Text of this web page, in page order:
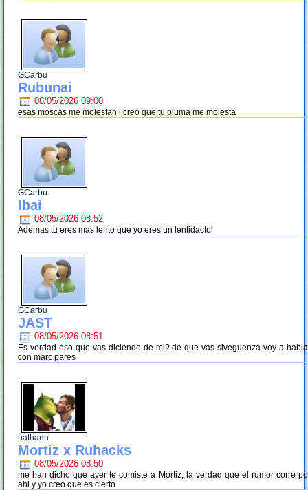
GCarbu
Rubunai
08/05/2026 09:00
esas moscas me molestan i creo que tu pluma me molesta
GCarbu
Ibai
08/05/2026 08:52
Ademas tu eres mas lento que yo eres un lentidactol
GCarbu
JAST
08/05/2026 08:51
Es verdad eso que vas diciendo de mi? de que vas siveguenza voy a
con marc pares
nathann
Mortiz x Ruhacks
08/05/2026 08:50
me han dicho que ayer te comiste a Mortiz, la verdad que el rumor corre
ahi y yo creo que es cierto